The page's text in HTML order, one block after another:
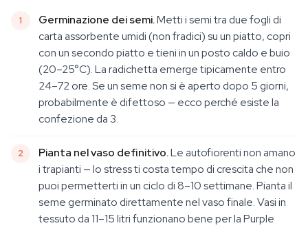
Germinazione dei semi.Metti i semi tra due fogli di
carta assorbente umidi (non fradici) su un piatto, copri
con un secondo piatto e tieni in un posto caldo e buio
(20–25°C). La radichetta emerge tipicamente entro
24–72 ore. Se un seme non si è aperto dopo 5 giorni,
probabilmente è difettoso — ecco perché esiste la
confezione da 3.
Pianta nel vaso definitivo.Le autofiorenti non amano
i trapianti — lo stress ti costa tempo di crescita che non
puoi permetterti in un ciclo di 8–10 settimane. Pianta il
seme germinato direttamente nel vaso finale. Vasi in
tessuto da 11–15 litri funzionano bene per la Purple